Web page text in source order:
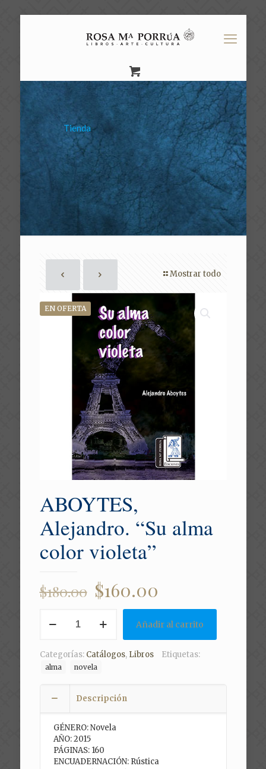
Tienda
Mostrar todo
EN OFERTA
ABOYTES,
Alejandro. “Su alma
color violeta”
$180.00 Original
price
was:
$180.00.
$160.00
price
is:
$160.00.
Alejandro.
color
violeta"
Añadir al carrito
Categorías: Catálogos, Libros Etiquetas:
alma novela
Descripción
GÉNERO: Novela
AÑO: 2015
PÁGINAS: 160
ENCUADERNACIÓN: Rústica